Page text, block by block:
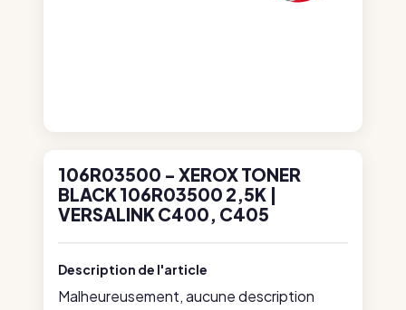
106R03500 - XEROX TONER
BLACK 106R03500 2,5K |
VERSALINK C400, C405
Description de l'article
Malheureusement, aucune description